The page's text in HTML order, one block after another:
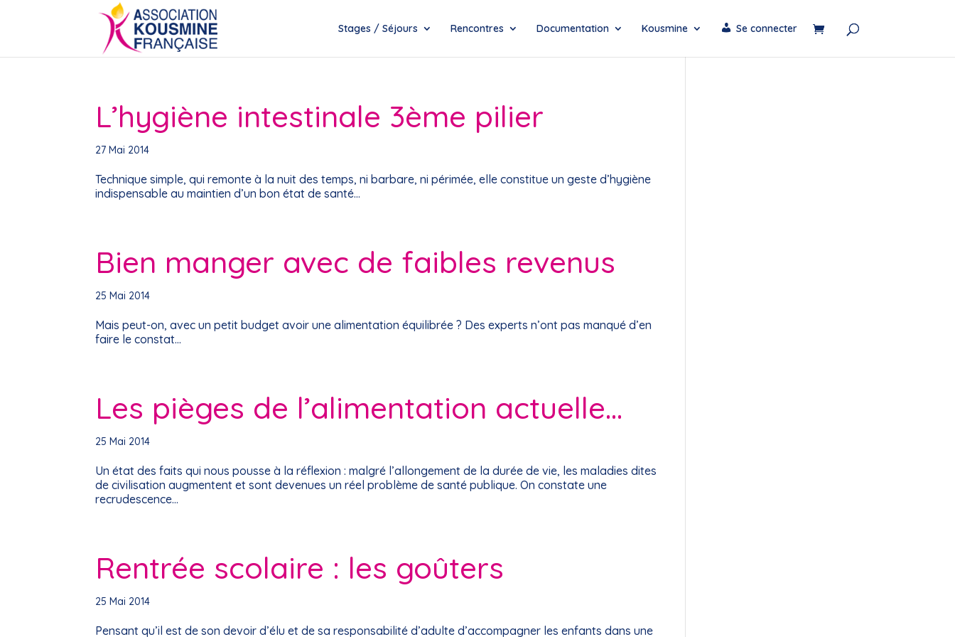
Stages / Séjours Rencontres Documentation Kousmine Se connecter
L’hygiène intestinale 3ème pilier
27 Mai 2014
Technique simple, qui remonte à la nuit des temps, ni barbare, ni périmée, elle constitue un geste d’hygiène
indispensable au maintien d’un bon état de santé…
Bien manger avec de faibles revenus
25 Mai 2014
Mais peut-on, avec un petit budget avoir une alimentation équilibrée ? Des experts n’ont pas manqué d’en
faire le constat…
Les pièges de l’alimentation actuelle…
25 Mai 2014
Un état des faits qui nous pousse à la réflexion : malgré l’allongement de la durée de vie, les maladies dites
de civilisation augmentent et sont devenues un réel problème de santé publique. On constate une
recrudescence…
Rentrée scolaire : les goûters
25 Mai 2014
Pensant qu’il est de son devoir d’élu et de sa responsabilité d’adulte d’accompagner les enfants dans une